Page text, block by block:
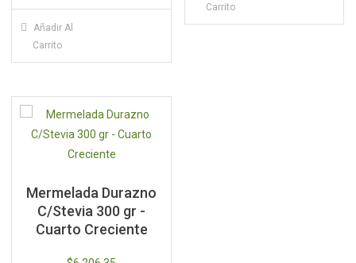
Añadir Al
Carrito
Carrito
Mermelada Durazno
C/Stevia 300 gr -
Cuarto Creciente